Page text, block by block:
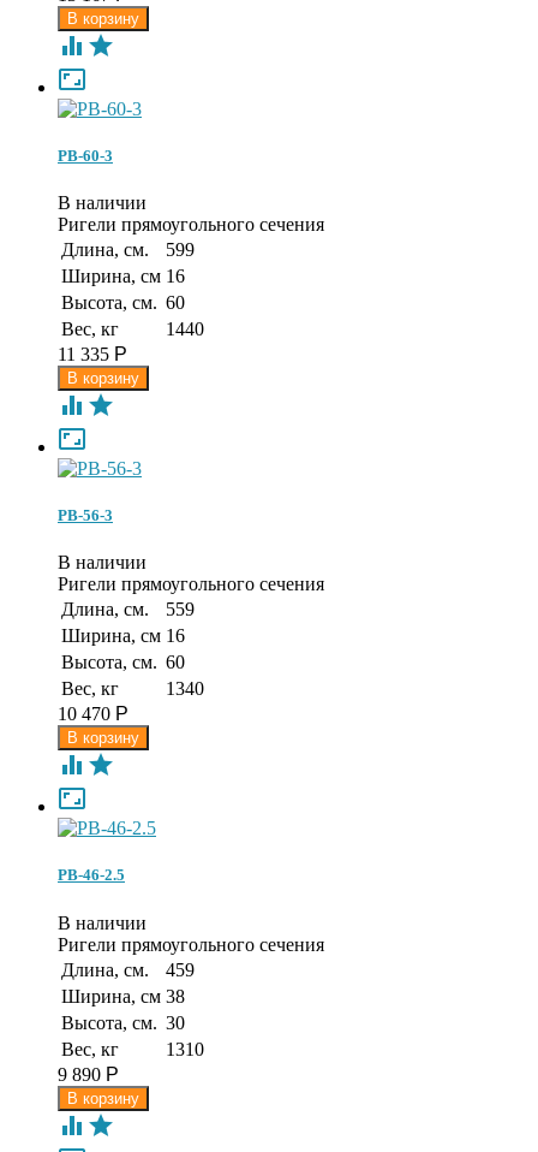
 

РВ-60-3
В наличии
Ригели прямоугольного сечения
Длина, см.
599
Ширина, см 16
Высота, см. 60
Вес, кг
1440
11 335 Р
 

РВ-56-3
В наличии
Ригели прямоугольного сечения
Длина, см.
559
Ширина, см 16
Высота, см. 60
Вес, кг
1340
10 470 Р
 

РВ-46-2.5
В наличии
Ригели прямоугольного сечения
Длина, см.
459
Ширина, см 38
Высота, см. 30
Вес, кг
1310
9 890 Р
 